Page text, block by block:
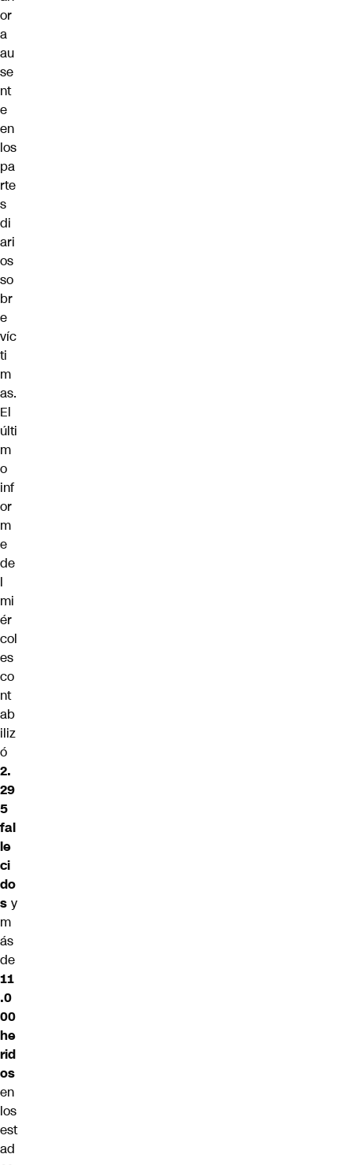
or
a
au
se
nt
e
en
los
pa
rte
s
di
ari
os
so
br
e
víc
ti
m
as.
El
últi
m
o
inf
or
m
e
de
l
mi
ér
col
es
co
nt
ab
iliz
ó
2.
29
5
fal
le
ci
do
s y
m
ás
de
11
.0
00
he
rid
os
en
los
est
ad